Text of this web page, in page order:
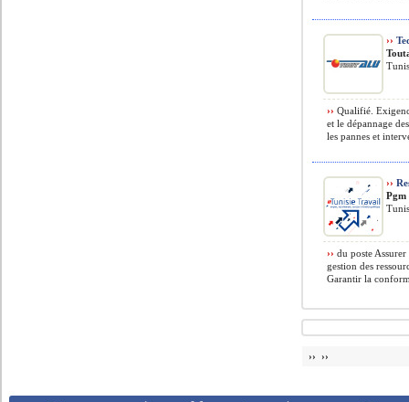
››
›› Qualifié.
et le dépannage
les pannes et
››
Pgm
›› du poste
gestion des
Garantir la
›› ››